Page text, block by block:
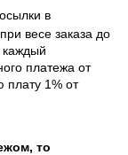
в
весе заказа до
каждый
платежа от
плату 1% от
то